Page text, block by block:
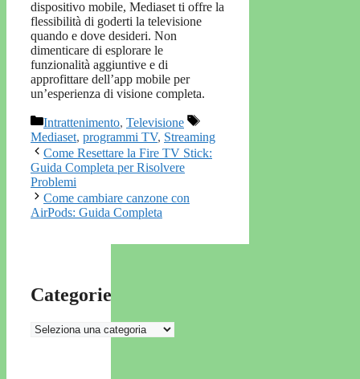
dispositivo mobile, Mediaset ti offre la
flessibilità di goderti la televisione
quando e dove desideri. Non
dimenticare di esplorare le
funzionalità aggiuntive e di
approfittare dell’app mobile per
un’esperienza di visione completa.
Categorie
Intrattenimento, Televisione
Tag
Mediaset, programmi TV, Streaming
Come Resettare la Fire TV Stick:
Guida Completa per Risolvere
Problemi
Come cambiare canzone con
AirPods: Guida Completa
Categorie
Categorie